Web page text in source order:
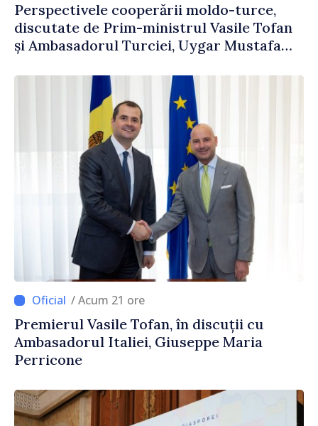
Perspectivele cooperării moldo-turce,
discutate de Prim-ministrul Vasile Tofan
și Ambasadorul Turciei, Uygar Mustafa
/ Acum 21 ore
Premierul Vasile Tofan, în discuții cu
Ambasadorul Italiei, Giuseppe Maria
Perricone